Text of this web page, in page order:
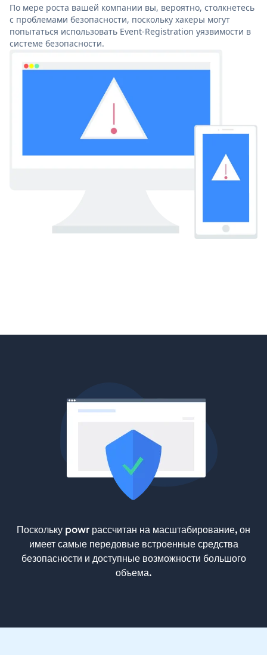
По мере роста вашей компании вы, вероятно, столкнетесь
с проблемами безопасности, поскольку хакеры могут
попытаться использовать Event-Registration уязвимости в
системе безопасности.
Поскольку powr рассчитан на масштабирование, он
имеет самые передовые встроенные средства
безопасности и доступные возможности большого
объема.